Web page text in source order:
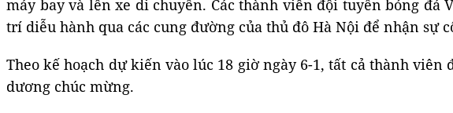
máy bay và lên xe di chuyển. Các thành viên đội tuyển bóng
trí diễu hành qua các cung đường của thủ đô Hà Nội để nhận sự
Theo kế hoạch dự kiến vào lúc 18 giờ ngày 6-1, tất cả thành
dương chúc mừng.